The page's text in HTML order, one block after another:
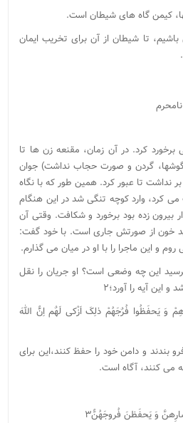
تا شیطان از آن برای تخریب ایمان
برخورد کرد. در آن زمان، مقنعه زن ها تا
گردن و صورت حجاب نداشت) جوان
نداشت تا عبور کرد. همین طور که با نگاه
کرد، وارد کوچه تنگی شد در این هنگام
بیرون زده بود برخورد و شکافت. وقتی آن
خون از صورتش جاری است. با خود گفت:
و این ماجرا را با او در میان می گذارم.
این چه وضعی است؟ او جریان را نقل
این آیه را آورد؛۲
وَ یَحفَظُوا فُرٌجَهُمْ ذلِکَ اَزْکی لَهٌم اِنًَّ اللهَ
بندند و دامن خود را حفظ کنند،این برای
می کنند، آگاه است.
وَ یَحفَظنَ‌ فُروجَهُنًّ۳